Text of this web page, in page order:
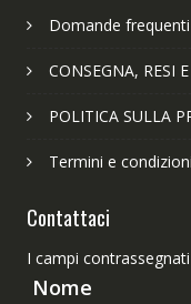
Domande frequenti
CONSEGNA, RESI
POLITICA SULLA
Termini e condizioni
Contattaci
I campi
Nome